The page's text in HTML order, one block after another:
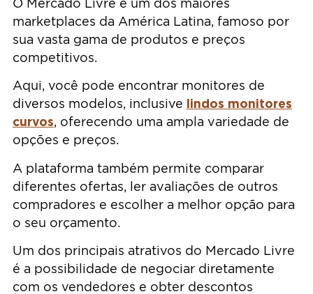
O Mercado Livre é um dos maiores
marketplaces da América Latina, famoso por
sua vasta gama de produtos e preços
competitivos.
Aqui, você pode encontrar monitores de
diversos modelos, inclusive lindos monitores
curvos, oferecendo uma ampla variedade de
opções e preços.
A plataforma também permite comparar
diferentes ofertas, ler avaliações de outros
compradores e escolher a melhor opção para
o seu orçamento.
Um dos principais atrativos do Mercado Livre
é a possibilidade de negociar diretamente
com os vendedores e obter descontos